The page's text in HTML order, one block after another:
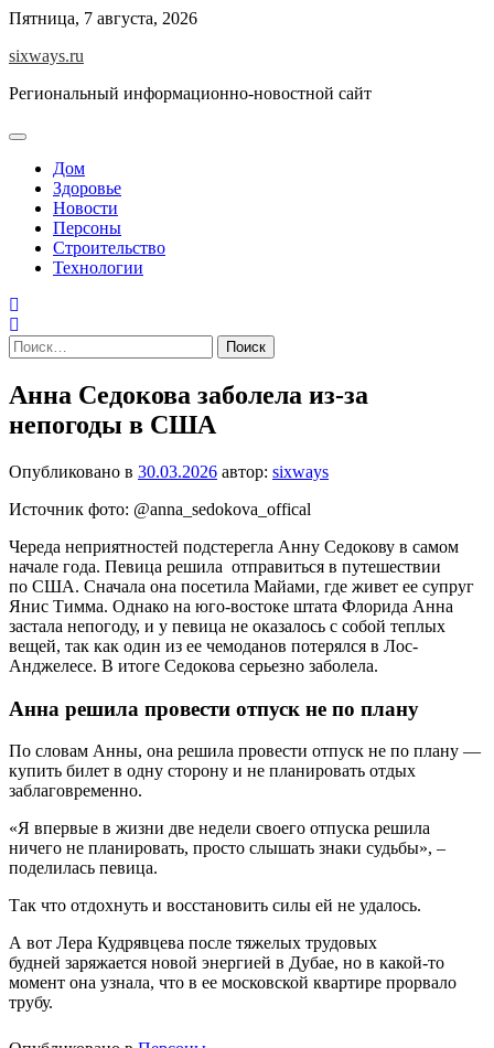
Перейти
содержимому
Пятница, 7 августа, 2026
sixways.ru
Региональный информационно-новостной сайт
Дом
Здоровье
Новости
Персоны
Строительство
Технологии
Найти:
Анна Седокова заболела из-за
непогоды в США
Опубликовано в 30.03.2026 автор: sixways
Источник фото: @anna_sedokova_offical
Череда неприятностей подстерегла Анну Седокову в самом
начале года. Певица решила отправиться в путешествии
по США. Сначала она посетила Майами, где живет ее супруг
Янис Тимма. Однако на юго-востоке штата Флорида Анна
застала непогоду, и у певица не оказалось с собой теплых
вещей, так как один из ее чемоданов потерялся в Лос-
Анджелесе. В итоге Седокова серьезно заболела.
Анна решила провести отпуск не по плану
По словам Анны, она решила провести отпуск не по плану —
купить билет в одну сторону и не планировать отдых
заблаговременно.
«Я впервые в жизни две недели своего отпуска решила
ничего не планировать, просто слышать знаки судьбы», –
поделилась певица.
Так что отдохнуть и восстановить силы ей не удалось.
А вот Лера Кудрявцева после тяжелых трудовых
будней заряжается новой энергией в Дубае, но в какой-то
момент она узнала, что в ее московской квартире прорвало
трубу.